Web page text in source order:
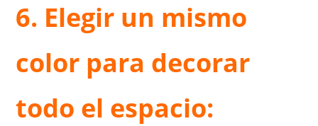
6. Elegir un mismo
color para decorar
todo el espacio: